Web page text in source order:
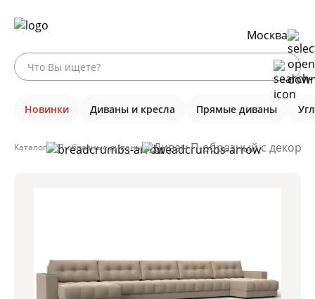
Москва
Новинки Диваны и кресла Прямые диваны
Каталог П-образные диваны Диван П-образный с